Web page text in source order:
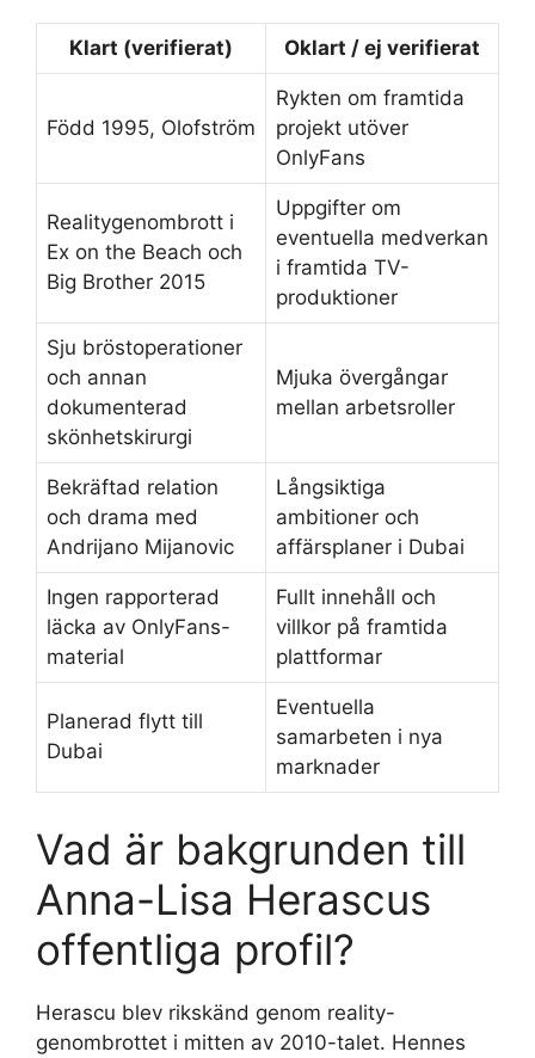
Klart (verifierat) Oklart / ej verifierat
Född 1995, Olofström
Rykten om framtida
projekt utöver
OnlyFans
Realitygenombrott i
Ex on the Beach och
Big Brother 2015
Uppgifter om
eventuella medverkan
i framtida TV-
produktioner
Sju bröstoperationer
och annan
dokumenterad
skönhetskirurgi
Mjuka övergångar
mellan arbetsroller
Bekräftad relation
och drama med
Andrijano Mijanovic
Långsiktiga
ambitioner och
affärsplaner i Dubai
Ingen rapporterad
läcka av OnlyFans-
material
Fullt innehåll och
villkor på framtida
plattformar
Planerad flytt till
Dubai
Eventuella
samarbeten i nya
marknader
Vad är bakgrunden till
Anna-Lisa Herascus
offentliga profil?
Herascu blev rikskänd genom reality-
genombrottet i mitten av 2010-talet. Hennes